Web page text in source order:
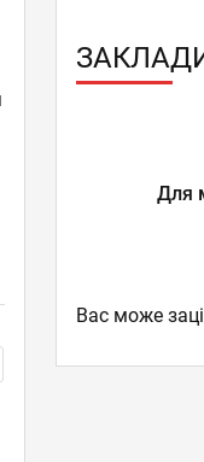
Для
Вас може